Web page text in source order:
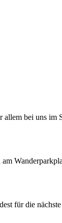
bei uns
für die